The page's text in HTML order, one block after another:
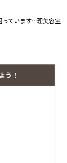
っています…理美容室
う！